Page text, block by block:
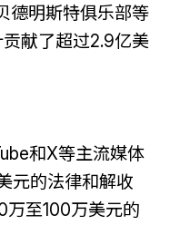
德明斯特俱乐部等
献了超过2.9亿美
和X等主流媒体
元的法律和解收
万至100万美元的